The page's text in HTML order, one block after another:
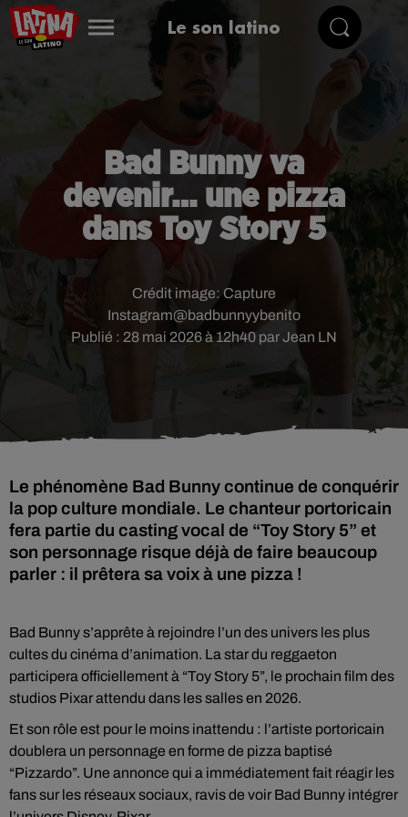
Le son latino
Bad Bunny va
devenir… une pizza
dans Toy Story 5
Publié : 28 mai 2026 à 12h40 par Jean LN
Crédit image: Capture
Instagram@badbunnyybenito
Le phénomène Bad Bunny continue de conquérir
la pop culture mondiale. Le chanteur portoricain
fera partie du casting vocal de “Toy Story 5” et
son personnage risque déjà de faire beaucoup
parler : il prêtera sa voix à une pizza !
Bad Bunny s’apprête à rejoindre l’un des univers les plus
cultes du cinéma d’animation. La star du reggaeton
participera officiellement à “Toy Story 5”, le prochain film des
studios Pixar attendu dans les salles en 2026.
Et son rôle est pour le moins inattendu : l’artiste portoricain
doublera un personnage en forme de pizza baptisé
“Pizzardo”. Une annonce qui a immédiatement fait réagir les
fans sur les réseaux sociaux, ravis de voir Bad Bunny intégrer